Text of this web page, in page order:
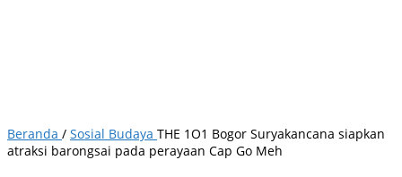
Beranda / Sosial Budaya THE 1O1 Bogor Suryakancana siapkan
atraksi barongsai pada perayaan Cap Go Meh